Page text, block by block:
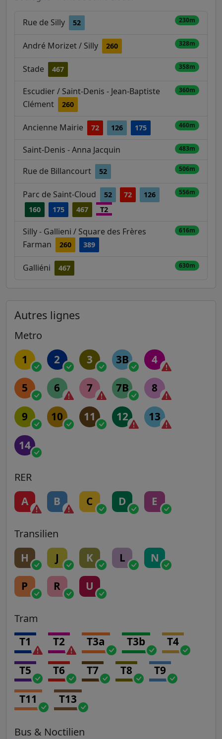
Rue de Silly 52 230m
André Morizet / Silly 260 328m
Stade 467 358m
Escudier / Saint-Denis - Jean-Baptiste
Clément
260
360m
Ancienne Mairie 72 126 175 460m
Saint-Denis - Anna Jacquin 483m
Rue de Billancourt 52 506m
Parc de Saint-Cloud 52 72
126
160
175 467 T2
556m
Silly - Gallieni / Square des Frères
Farman
260 389
616m
Galliéni 467 630m
Autres lignes
Metro
1 2 3 3B 4
5 6 7 7B 8
9 10 11 12 13
14
RER
A B C D E
Transilien
H J K L N
P R U
Tram
T1 T2 T3a T3b T4
T5 T6 T7 T8 T9
T11 T13
Bus & Noctilien